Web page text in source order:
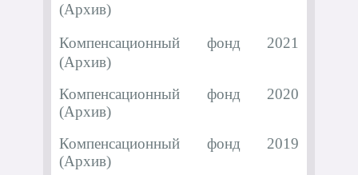
(Архив)
Компенсационный фонд 2021
(Архив)
Компенсационный фонд 2020
(Архив)
Компенсационный фонд 2019
(Архив)